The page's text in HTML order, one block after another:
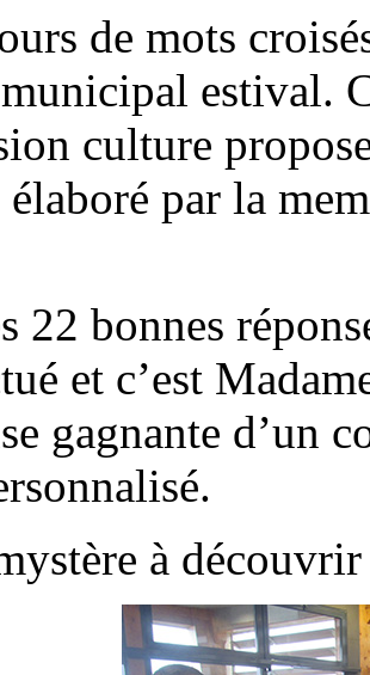
de mots
estival.
culture
élaboré par la
22 bonnes
et c’est
gagnante d’un
sé.
à